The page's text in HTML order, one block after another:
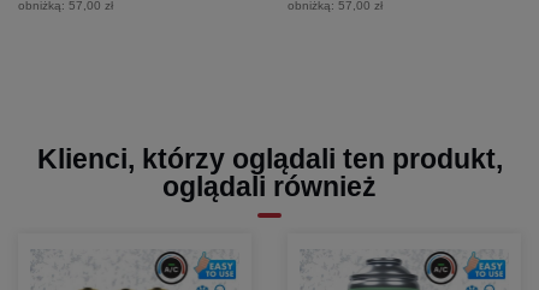
obniżką: 57,00 zł
obniżką: 57,00 zł
Klienci, którzy oglądali ten produkt,
oglądali również